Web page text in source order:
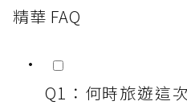
精華 FAQ
Q1：何時旅遊這